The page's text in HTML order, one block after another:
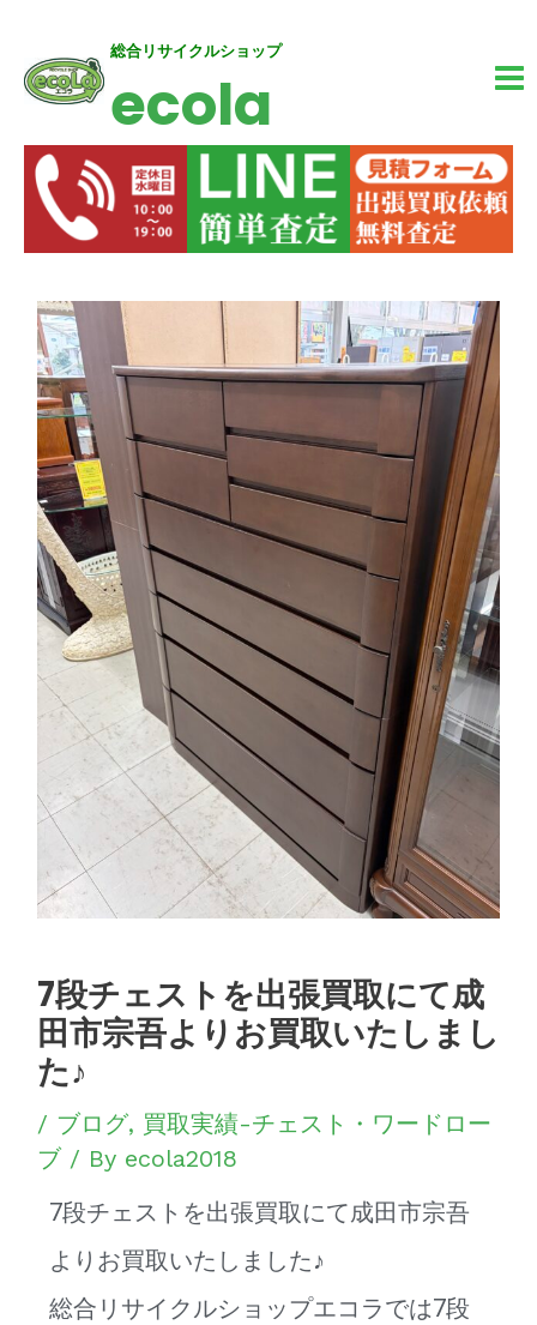
総合リサイクルショップ
ecola
7段チェストを出張買取にて成
田市宗吾よりお買取いたしまし
た♪
/ ブログ, 買取実績-チェスト・ワードロー
ブ/ By ecola2018
7段チェストを出張買取にて成田市宗吾
よりお買取いたしました♪
総合リサイクルショップエコラでは7段
ナ
ビ
ゲ
ー
シ
ョ
ン